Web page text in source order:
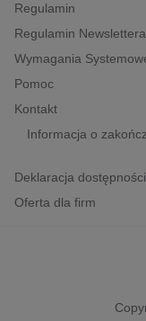
inne
popularno-
historia
Regulamin
Regulamin Newslettera
Wymagania
Pomoc
Kontakt
Informacja o
Deklaracja dostępności
Oferta dla firm